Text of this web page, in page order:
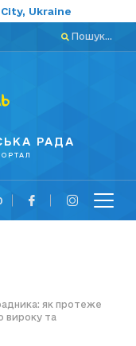
Ukraine
Пошук...
РАДА
як протеже
вироку та